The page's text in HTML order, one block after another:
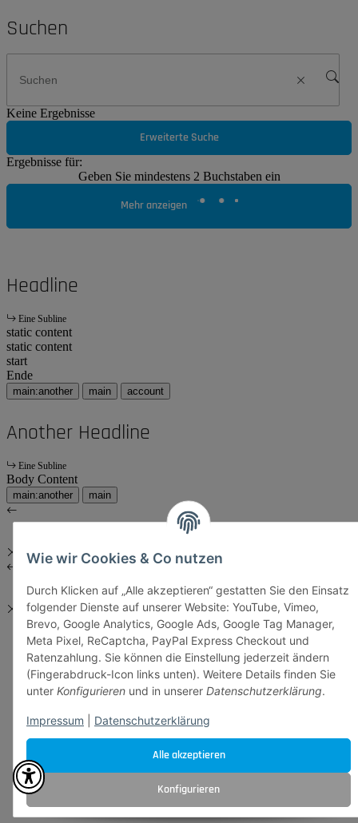
Alle akzeptieren
Konfigurieren
Wie wir Cookies & Co nutzen
Durch Klicken auf „Alle akzeptieren“ gestatten Sie den Einsatz
folgender Dienste auf unserer Website: YouTube, Vimeo,
Brevo, Google Analytics, Google Ads, Google Tag Manager,
Meta Pixel, ReCaptcha, PayPal Express Checkout und
Ratenzahlung. Sie können die Einstellung jederzeit ändern
(Fingerabdruck-Icon links unten). Weitere Details finden Sie
unter Konfigurieren und in unserer Datenschutzerklärung.
Impressum Datenschutzerklärung
Suchen
Keine Ergebnisse
Erweiterte Suche
Ergebnisse für:
Geben Sie mindestens 2 Buchstaben ein
Mehr anzeigen
Headline
Eine Subline
static content
static content
start
Ende
main:another main account
Another Headline
Eine Subline
Body Content
main:another main